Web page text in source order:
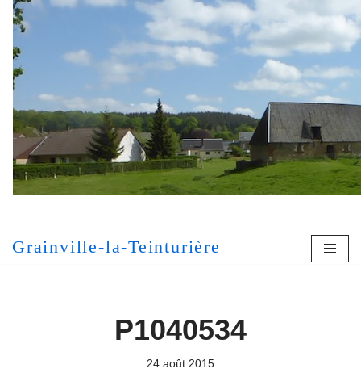
Aller
au
contenu
Grainville-la-Teinturière
P1040534
24 août 2015